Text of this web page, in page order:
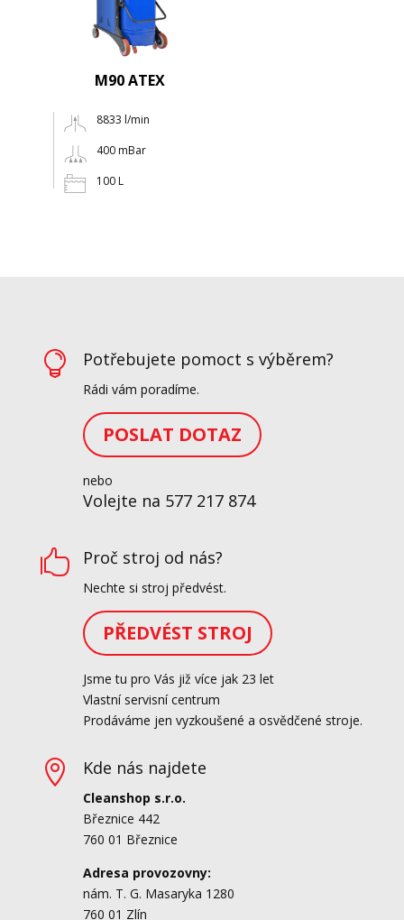
M90 ATEX
8833 l/min
400 mBar
100 L
 Potřebujete pomoct s výběrem?
Rádi vám poradíme.
POSLAT DOTAZ
nebo
Volejte na 577 217 874
 Proč stroj od nás?
Nechte si stroj předvést.
PŘEDVÉST STROJ
Jsme tu pro Vás již více jak 23 let
Vlastní servisní centrum
Prodáváme jen vyzkoušené a osvědčené stroje.
 Kde nás najdete
Cleanshop s.r.o.
Březnice 442
760 01 Březnice
Adresa provozovny:
nám. T. G. Masaryka 1280
760 01 Zlín